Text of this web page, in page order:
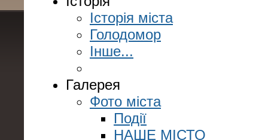
Історія міста
Голодомор
Інше...
Галерея
Фото міста
Події
НАШЕ МІСТО